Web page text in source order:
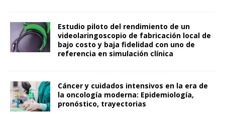
Estudio piloto del rendimiento de un
videolaringoscopio de fabricación local de
bajo costo y baja fidelidad con uno de
referencia en simulación clínica
Cáncer y cuidados intensivos en la era de
la oncología moderna: Epidemiología,
pronóstico, trayectorias